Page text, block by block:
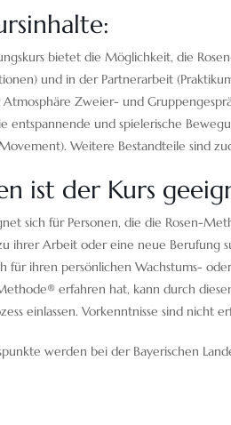
bietet die Möglichkeit, die
und in der Partnerarbeit
Zweier- und
entspannende und spielerische
Weitere Bestandteile sind
ist der Kurs
sich für Personen, die die Rosen-
ihrer Arbeit oder eine neue Berufung
für ihren persönlichen Wachstums-
erfahren hat, kann durch
einlassen. Vorkenntnisse sind nicht
werden bei der Bayerischen